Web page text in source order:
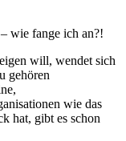
wie fange ich an?!
will, wendet sich
gehören
wie das
hat, gibt es schon